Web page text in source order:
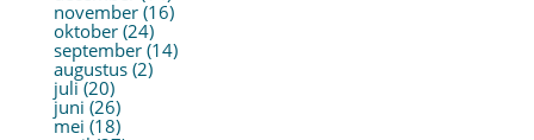
november (16)
oktober (24)
september (14)
augustus (2)
juli (20)
juni (26)
mei (18)